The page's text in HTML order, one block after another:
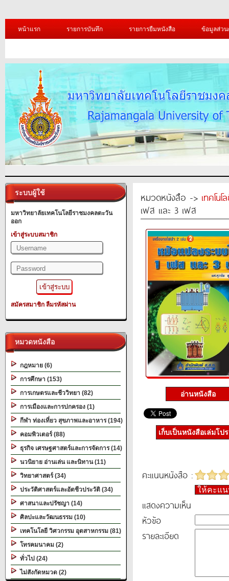
หน้าแรก รายการบันทึก รายการยืมหนังสือ ข้อมูลส่ว
ระบบผู้ใช้
มหาวิทยาลัยเทคโนโลยีราชมงคลตะวัน
ออก
เข้าสู่ระบบสมาชิก
สมัครสมาชิก ลืมรหัสผ่าน
หมวดหนังสือ
กฎหมาย (6)
การศึกษา (153)
การเกษตรและชีววิทยา (82)
การเมืองและการปกครอง (1)
กีฬา ท่องเที่ยว สุขภาพและอาหาร (194)
คอมพิวเตอร์ (88)
ธุรกิจ เศรษฐศาสตร์และการจัดการ (14)
นวนิยาย อ่านเล่น และนิทาน (11)
วิทยาศาสตร์ (34)
ประวัติศาสตร์และอัตชีวประวัติ (34)
ศาสนาและปรัชญา (14)
ศิลปะและวัฒนธรรม (10)
เทคโนโลยี วิศวกรรม อุตสาหกรรม (81)
โทรคมนาคม (2)
ทั่วไป (24)
ไม่สังกัดหมวด (2)
หมวดหนังสือ -> เทคโน
เฟส และ 3 เฟส
อ่านหนังสือ
เก็บเป็นหนังสือเล่มโป
คะแนนหนังสือ :
ให้คะแ
แสดงความเห็น
หัวข้อ
รายละเอียด